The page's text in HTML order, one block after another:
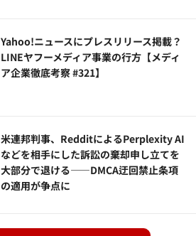
Yahoo!ニュースにプレスリリース掲載？
LINEヤフーメディア事業の行方【メディ
ア企業徹底考察 #321】
米連邦判事、RedditによるPerplexity AI
などを相手にした訴訟の棄却申し立てを
大部分で退ける——DMCA迂回禁止条項
の適用が争点に